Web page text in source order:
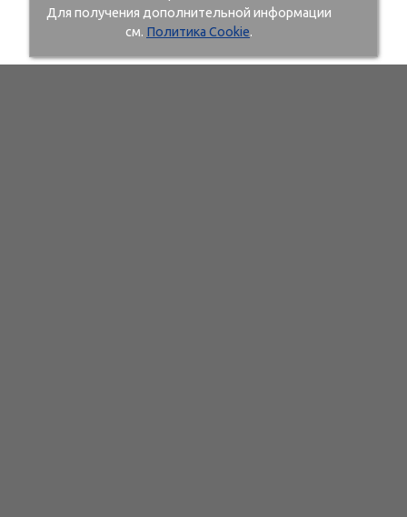
Для получения дополнительной информации
см. Политика Cookie.